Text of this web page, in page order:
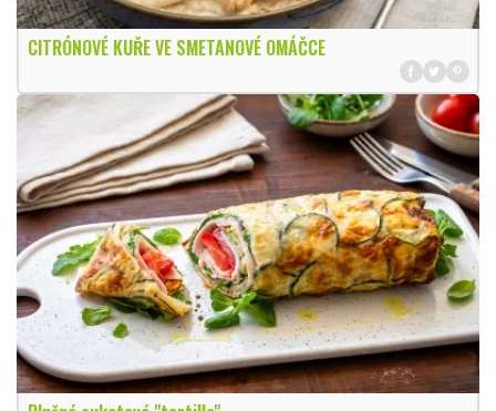
CITRÓNOVÉ KUŘE VE SMETANOVÉ OMÁČCE